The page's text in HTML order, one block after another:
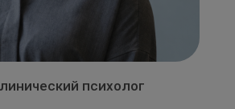
психолог